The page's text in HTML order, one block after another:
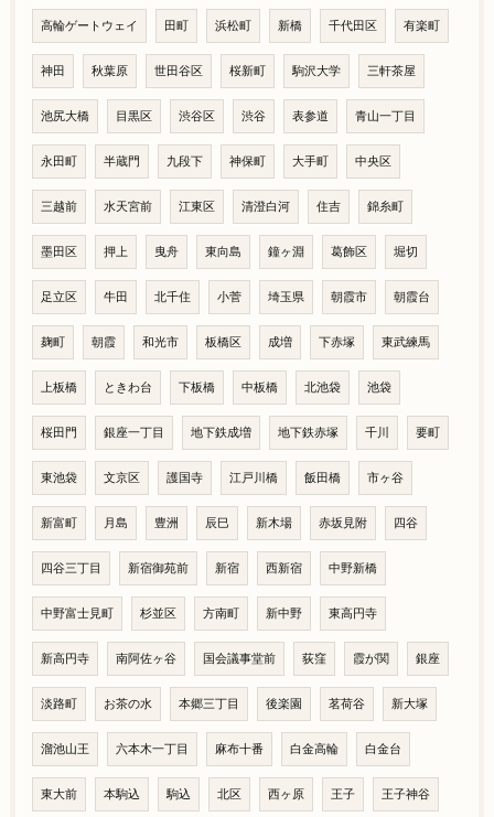
高輪ゲートウェイ 田町 浜松町 新橋 千代田区 有楽町
神田 秋葉原 世田谷区 桜新町 駒沢大学 三軒茶屋
池尻大橋 目黒区 渋谷区 渋谷 表参道 青山一丁目
永田町 半蔵門 九段下 神保町 大手町 中央区
三越前 水天宮前 江東区 清澄白河 住吉 錦糸町
墨田区 押上 曳舟 東向島 鐘ヶ淵 葛飾区 堀切
足立区 牛田 北千住 小菅 埼玉県 朝霞市 朝霞台
麹町 朝霞 和光市 板橋区 成増 下赤塚 東武練馬
上板橋 ときわ台 下板橋 中板橋 北池袋 池袋
桜田門 銀座一丁目 地下鉄成増 地下鉄赤塚 千川 要町
東池袋 文京区 護国寺 江戸川橋 飯田橋 市ヶ谷
新富町 月島 豊洲 辰巳 新木場 赤坂見附 四谷
四谷三丁目 新宿御苑前 新宿 西新宿 中野新橋
中野富士見町 杉並区 方南町 新中野 東高円寺
新高円寺 南阿佐ヶ谷 国会議事堂前 荻窪 霞が関 銀座
淡路町 お茶の水 本郷三丁目 後楽園 茗荷谷 新大塚
溜池山王 六本木一丁目 麻布十番 白金高輪 白金台
東大前 本駒込 駒込 北区 西ヶ原 王子 王子神谷